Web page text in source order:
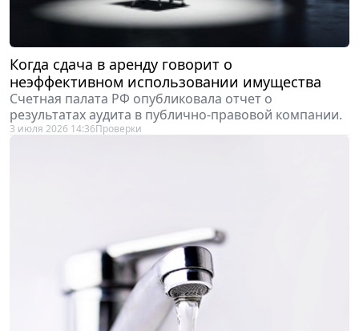
Когда сдача в аренду говорит о
неэффективном использовании имущества
Счетная палата РФ опубликовала отчет о
результатах аудита в публично-правовой компании.
3 июля 2026 14:36Проверки